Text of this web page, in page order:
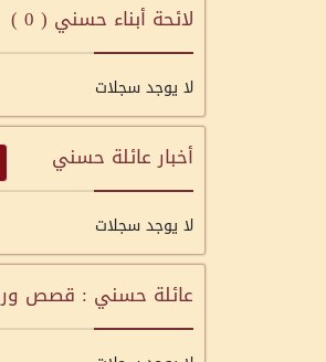
لائحة أبناء حسني ( 0
)
لا يوجد سجلات
أخبار عائلة حسني
لا يوجد سجلات
عائلة حسني : قصص